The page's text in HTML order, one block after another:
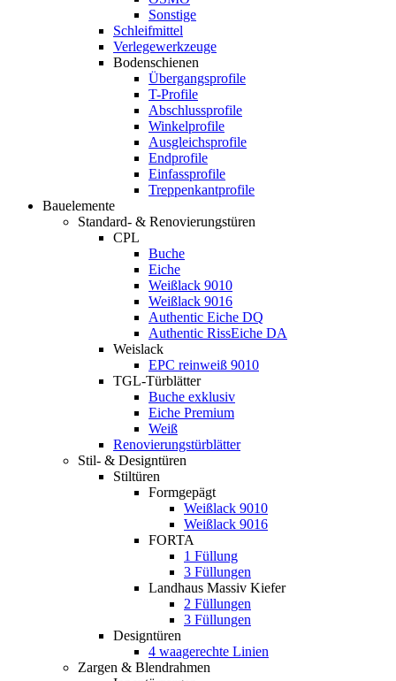
Sonstige
Schleifmittel
Verlegewerkzeuge
Bodenschienen
Übergangsprofile
T-Profile
Abschlussprofile
Winkelprofile
Ausgleichsprofile
Endprofile
Einfassprofile
Treppenkantprofile
Bauelemente
Standard- & Renovierungstüren
CPL
Buche
Eiche
Weißlack 9010
Weißlack 9016
Authentic Eiche DQ
Authentic RissEiche DA
Weislack
EPC reinweiß 9010
TGL-Türblätter
Buche exklusiv
Eiche Premium
Weiß
Renovierungstürblätter
Stil- & Designtüren
Stiltüren
Formgepägt
Weißlack 9010
Weißlack 9016
FORTA
1 Füllung
3 Füllungen
Landhaus Massiv Kiefer
2 Füllungen
3 Füllungen
Designtüren
4 waagerechte Linien
Zargen & Blendrahmen